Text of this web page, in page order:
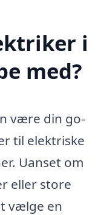
i
med?
være din go-
til elektriske
Uanset om
eller store
vælge en